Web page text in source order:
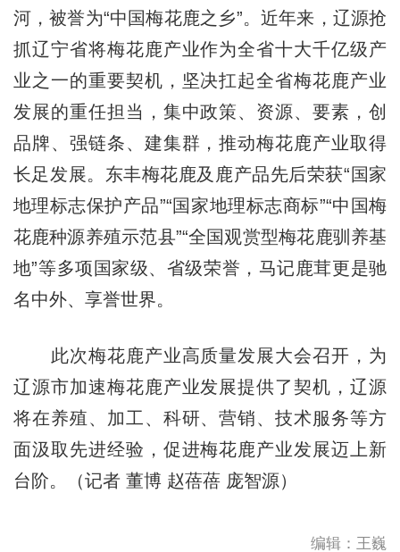
河，被誉为“中国梅花鹿之乡”。近年来，辽源抢
抓辽宁省将梅花鹿产业作为全省十大千亿级产
业之一的重要契机，坚决扛起全省梅花鹿产业
发展的重任担当，集中政策、资源、要素，创
品牌、强链条、建集群，推动梅花鹿产业取得
长足发展。东丰梅花鹿及鹿产品先后荣获“国家
地理标志保护产品”“国家地理标志商标”“中国梅
花鹿种源养殖示范县”“全国观赏型梅花鹿驯养基
地”等多项国家级、省级荣誉，马记鹿茸更是驰
名中外、享誉世界。
此次梅花鹿产业高质量发展大会召开，为
辽源市加速梅花鹿产业发展提供了契机，辽源
将在养殖、加工、科研、营销、技术服务等方
面汲取先进经验，促进梅花鹿产业发展迈上新
台阶。（记者 董博 赵蓓蓓 庞智源）
编辑：王巍